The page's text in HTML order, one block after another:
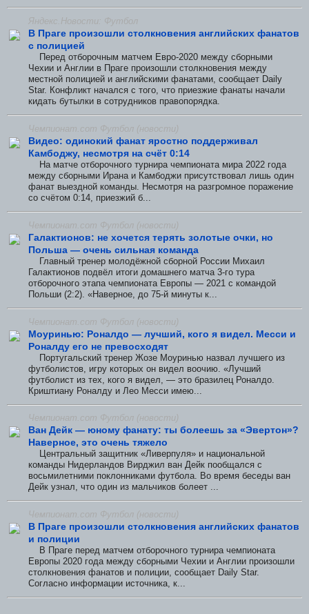
Яндекс.Новости: Футбол
В Праге произошли столкновения английских фанатов
с полицией
Перед отборочным матчем Евро-2020 между сборными
Чехии и Англии в Праге произошли столкновения между
местной полицией и английскими фанатами, сообщает Daily
Star. Конфликт начался с того, что приезжие фанаты начали
кидать бутылки в сотрудников правопорядка.
Чемпионат.com Футбол (новости)
Видео: одинокий фанат яростно поддерживал
Камбоджу, несмотря на счёт 0:14
На матче отборочного турнира чемпионата мира 2022 года
между сборными Ирана и Камбоджи присутствовал лишь один
фанат выездной команды. Несмотря на разгромное поражение
со счётом 0:14, приезжий б...
Чемпионат.com Футбол (новости)
Галактионов: не хочется терять золотые очки, но
Польша — очень сильная команда
Главный тренер молодёжной сборной России Михаил
Галактионов подвёл итоги домашнего матча 3-го тура
отборочного этапа чемпионата Европы — 2021 с командой
Польши (2:2). «Наверное, до 75-й минуты к...
Чемпионат.com Футбол (новости)
Моуринью: Роналдо — лучший, кого я видел. Месси и
Роналду его не превосходят
Португальский тренер Жозе Моуринью назвал лучшего из
футболистов, игру которых он видел воочию. «Лучший
футболист из тех, кого я видел, — это бразилец Роналдо.
Криштиану Роналду и Лео Месси имею...
Чемпионат.com Футбол (новости)
Ван Дейк — юному фанату: ты болеешь за «Эвертон»?
Наверное, это очень тяжело
Центральный защитник «Ливерпуля» и национальной
команды Нидерландов Вирджил ван Дейк пообщался с
восьмилетними поклонниками футбола. Во время беседы ван
Дейк узнал, что один из мальчиков болеет ...
Чемпионат.com Футбол (новости)
В Праге произошли столкновения английских фанатов
и полиции
В Праге перед матчем отборочного турнира чемпионата
Европы 2020 года между сборными Чехии и Англии произошли
столкновения фанатов и полиции, сообщает Daily Star.
Согласно информации источника, к...